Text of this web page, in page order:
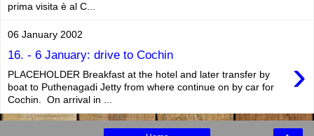
prima visita è al C...
06 January 2002
16. - 6 January: drive to Cochin ›
PLACEHOLDER Breakfast at the hotel and later transfer by
boat to Puthenagadi Jetty from where continue on by car for
Cochin. On arrival in ...